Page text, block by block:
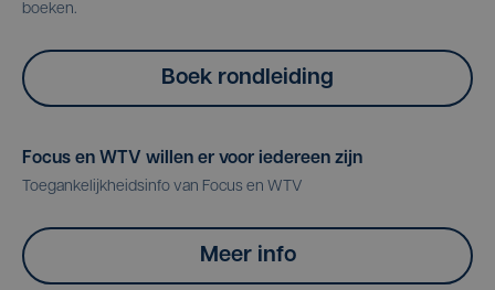
boeken.
Boek rondleiding
Focus en WTV willen er voor iedereen zijn
Toegankelijkheidsinfo van Focus en WTV
Meer info